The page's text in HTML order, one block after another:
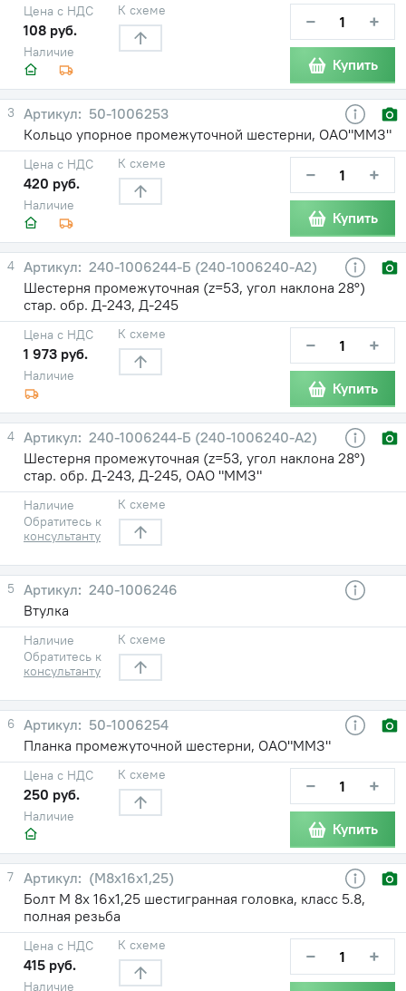
Наличие
Цена с НДС
108 руб.
К схеме − +
Купить
3
50-1006253
Кольцо упорное промежуточной шестерни, ОАО"ММЗ"
Наличие
Цена с НДС
420 руб.
К схеме − +
Купить
4
240-1006244-Б (240-1006240-А2)
Шестерня промежуточная (z=53, угол наклона 28°)
стар. обр. Д-243, Д-245
Наличие
Цена с НДС
1 973 руб.
К схеме − +
Купить
4
240-1006244-Б (240-1006240-А2)
Шестерня промежуточная (z=53, угол наклона 28°)
стар. обр. Д-243, Д-245, ОАО "ММЗ"
Наличие
Обратитесь к
консультанту
К схеме
5
240-1006246
Втулка
Наличие
Обратитесь к
консультанту
К схеме
6
50-1006254
Планка промежуточной шестерни, ОАО"ММЗ"
Наличие
Цена с НДС
250 руб.
К схеме − +
Купить
7
(М8х16х1,25)
Болт М 8х 16х1,25 шестигранная головка, класс 5.8,
полная резьба
Наличие
Цена с НДС
415 руб.
К схеме − +